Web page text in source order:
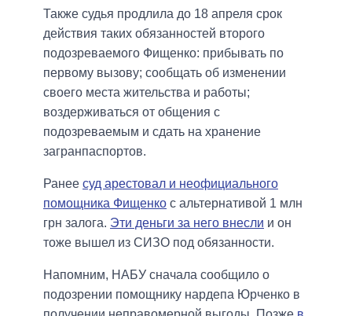
Также судья продлила до 18 апреля срок
действия таких обязанностей второго
подозреваемого Фищенко: прибывать по
первому вызову; сообщать об изменении
своего места жительства и работы;
воздерживаться от общения с
подозреваемым и сдать на хранение
загранпаспортов.
Ранее суд арестовал и неофициального
помощника Фищенко с альтернативой 1 млн
грн залога. Эти деньги за него внесли и он
тоже вышел из СИЗО под обязанности.
Напомним, НАБУ сначала сообщило о
подозрении помощнику нардепа Юрченко в